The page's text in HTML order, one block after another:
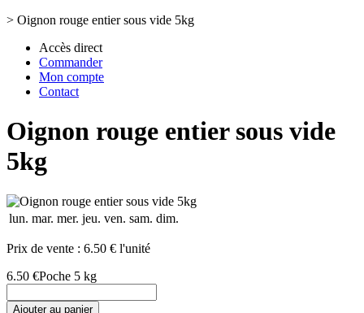
> Oignon rouge entier sous vide 5kg
Accès direct
Commander
Mon compte
Contact
Oignon rouge entier sous vide
5kg
lun. mar. mer. jeu. ven. sam. dim.
Prix de vente : 6.50 € l'unité
6.50 €Poche 5 kg
Ajouter au panier